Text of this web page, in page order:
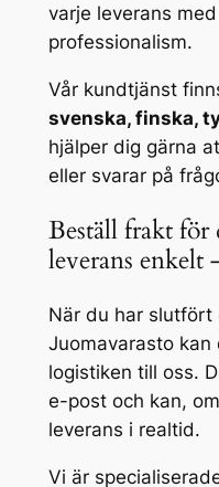
varje leverans
professionalism.
Vår kundtjänst
svenska, finska,
hjälper dig gärna
eller svarar på
Beställ frakt för
leverans enkelt
När du har slutfört
Juomavarasto
logistiken till oss.
e-post och kan,
leverans i realtid.
Vi är